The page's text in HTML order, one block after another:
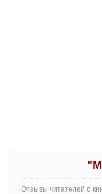
Отзывы читателей о